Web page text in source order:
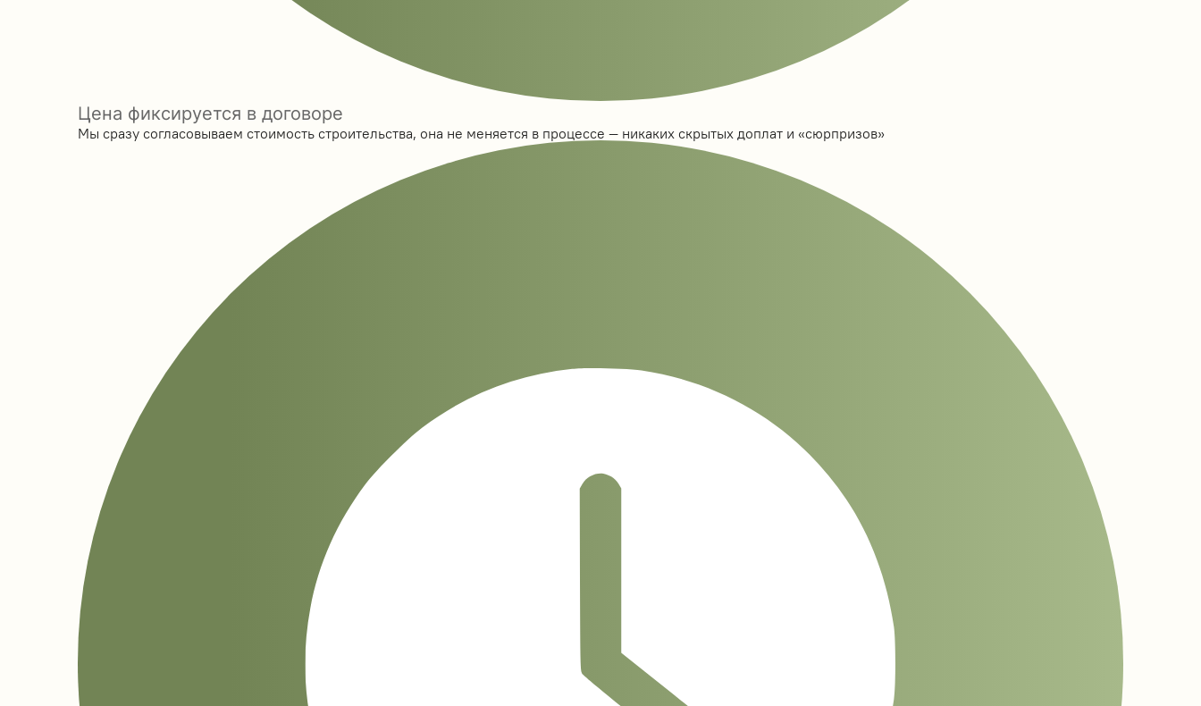
Цена фиксируется в договоре
Мы сразу согласовываем стоимость строительства, она не меняется в процессе — никаких скрытых доплат и «сюрпризов»